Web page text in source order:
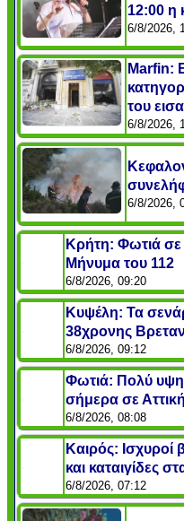
12:00 η
6/8/2026,
Marfin:
του
6/8/2026,
6/8/2026,
Κρήτη: Φωτιά
Μήνυμα του 112
6/8/2026, 09:20
Κυψέλη: Τα
38χρονης
6/8/2026, 09:12
Φωτιά: Πολύ
σήμερα σε
6/8/2026, 08:08
Καιρός: Ισχυροί
και καταιγίδες
6/8/2026, 07:12